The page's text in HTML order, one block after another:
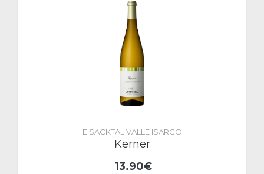
EISACKTAL VALLE ISARCO
Kerner
13.90€